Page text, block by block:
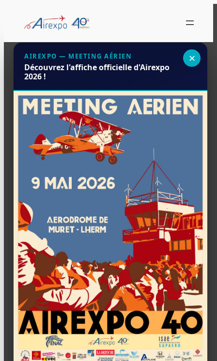
✕
AIREXPO — MEETING AÉRIEN
Découvrez l'affiche officielle d'Airexpo
2026 ! Planning du
meeting
Programme de la journée
Samedi 9 Mai 2026 · Aérodrome de
Le planning ci-dessous est donné
à titre indicatif. Il peut être soumis
à modifications jusqu’à la fin du
meeting (pour raisons
opérationnelles ou disponibilités
avions).
SÉQUENCE 1 / 4
11h45 → 13h30 1h45